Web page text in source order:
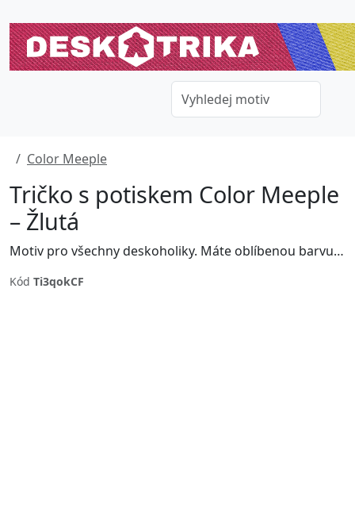
Color Meeple
Tričko s potiskem Color Meeple
– Žlutá
Motiv pro všechny deskoholiky. Máte oblíbenou barvu figurek či meeplů? Vyberte si právě tu svoji. Dejte spoluhráčům vědět jaké je ta vaše...
Kód Ti3qokCF